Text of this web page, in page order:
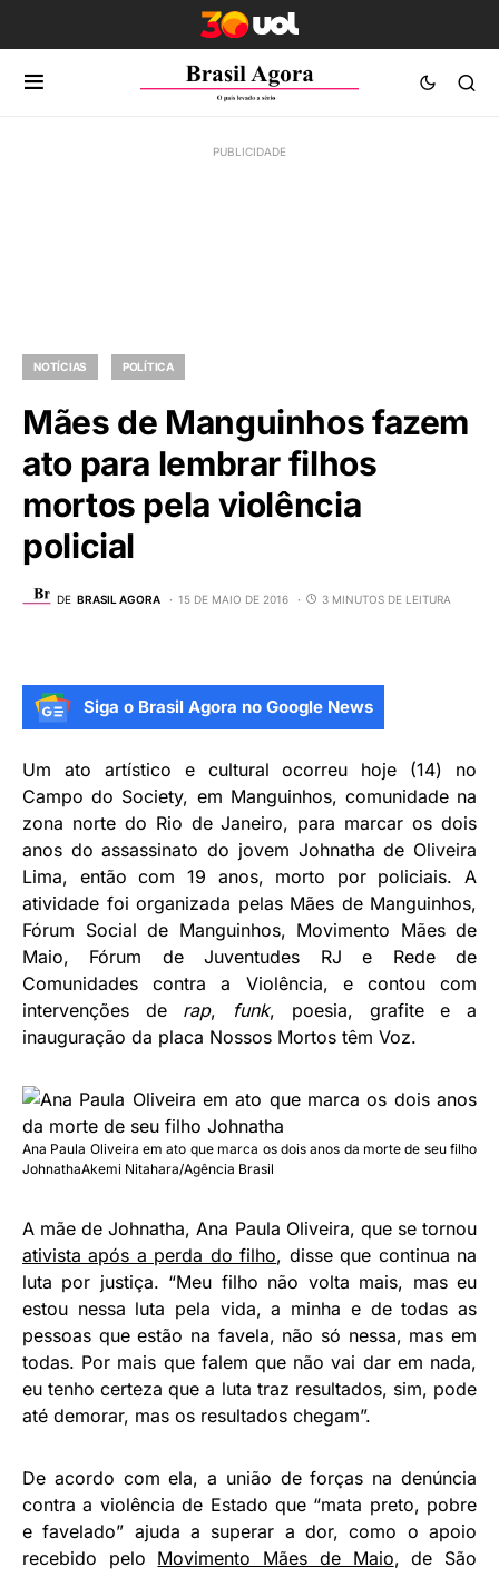
NOTÍCIAS POLÍTICA
Mães de Manguinhos fazem
ato para lembrar filhos
mortos pela violência
policial
DE BRASIL AGORA 15 DE MAIO DE 2016 3 MINUTOS DE LEITURA
Siga o Brasil Agora no Google News
Um ato artístico e cultural ocorreu hoje (14) no
Campo do Society, em Manguinhos, comunidade na
zona norte do Rio de Janeiro, para marcar os dois
anos do assassinato do jovem Johnatha de Oliveira
Lima, então com 19 anos, morto por policiais. A
atividade foi organizada pelas Mães de Manguinhos,
Fórum Social de Manguinhos, Movimento Mães de
Maio, Fórum de Juventudes RJ e Rede de
Comunidades contra a Violência, e contou com
intervenções de rap, funk, poesia, grafite e a
inauguração da placa Nossos Mortos têm Voz.
Ana Paula Oliveira em ato que marca os dois anos da morte de seu filho
JohnathaAkemi Nitahara/Agência Brasil
A mãe de Johnatha, Ana Paula Oliveira, que se tornou
ativista após a perda do filho, disse que continua na
luta por justiça. “Meu filho não volta mais, mas eu
estou nessa luta pela vida, a minha e de todas as
pessoas que estão na favela, não só nessa, mas em
todas. Por mais que falem que não vai dar em nada,
eu tenho certeza que a luta traz resultados, sim, pode
até demorar, mas os resultados chegam”.
De acordo com ela, a união de forças na denúncia
contra a violência de Estado que “mata preto, pobre
e favelado” ajuda a superar a dor, como o apoio
recebido pelo Movimento Mães de Maio, de São